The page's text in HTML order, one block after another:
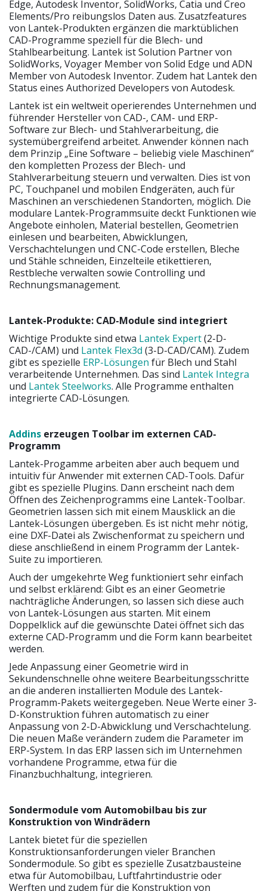
Edge, Autodesk Inventor, SolidWorks, Catia und Creo
Elements/Pro reibungslos Daten aus. Zusatzfeatures
von Lantek-Produkten ergänzen die marktüblichen
CAD-Programme speziell für die Blech- und
Stahlbearbeitung. Lantek ist Solution Partner von
SolidWorks, Voyager Member von Solid Edge und ADN
Member von Autodesk Inventor. Zudem hat Lantek den
Status eines Authorized Developers von Autodesk.
Lantek ist ein weltweit operierendes Unternehmen und
führender Hersteller von CAD-, CAM- und ERP-
Software zur Blech- und Stahlverarbeitung, die
systemübergreifend arbeitet. Anwender können nach
dem Prinzip „Eine Software – beliebig viele Maschinen“
den kompletten Prozess der Blech- und
Stahlverarbeitung steuern und verwalten. Dies ist von
PC, Touchpanel und mobilen Endgeräten, auch für
Maschinen an verschiedenen Standorten, möglich. Die
modulare Lantek-Programmsuite deckt Funktionen wie
Angebote einholen, Material bestellen, Geometrien
einlesen und bearbeiten, Abwicklungen,
Verschachtelungen und CNC-Code erstellen, Bleche
und Stähle schneiden, Einzelteile etikettieren,
Restbleche verwalten sowie Controlling und
Rechnungsmanagement.
Lantek-Produkte: CAD-Module sind integriert
Wichtige Produkte sind etwa Lantek Expert(2-D-
CAD-/CAM) und Lantek Flex3d (3-D-CAD/CAM). Zudem
gibt es spezielle ERP-Lösungen für Blech und Stahl
verarbeitende Unternehmen. Das sind Lantek Integra
und Lantek Steelworks. Alle Programme enthalten
integrierte CAD-Lösungen.
Addins erzeugen Toolbar im externen CAD-
Programm
Lantek-Progamme arbeiten aber auch bequem und
intuitiv für Anwender mit externen CAD-Tools. Dafür
gibt es spezielle Plugins. Dann erscheint nach dem
Öffnen des Zeichenprogramms eine Lantek-Toolbar.
Geometrien lassen sich mit einem Mausklick an die
Lantek-Lösungen übergeben. Es ist nicht mehr nötig,
eine DXF-Datei als Zwischenformat zu speichern und
diese anschließend in einem Programm der Lantek-
Suite zu importieren.
Auch der umgekehrte Weg funktioniert sehr einfach
und selbst erklärend: Gibt es an einer Geometrie
nachträgliche Änderungen, so lassen sich diese auch
von Lantek-Lösungen aus starten. Mit einem
Doppelklick auf die gewünschte Datei öffnet sich das
externe CAD-Programm und die Form kann bearbeitet
werden.
Jede Anpassung einer Geometrie wird in
Sekundenschnelle ohne weitere Bearbeitungsschritte
an die anderen installierten Module des Lantek-
Programm-Pakets weitergegeben. Neue Werte einer 3-
D-Konstruktion führen automatisch zu einer
Anpassung von 2-D-Abwicklung und Verschachtelung.
Die neuen Maße verändern zudem die Parameter im
ERP-System. In das ERP lassen sich im Unternehmen
vorhandene Programme, etwa für die
Finanzbuchhaltung, integrieren.
Sondermodule vom Automobilbau bis zur
Konstruktion von Windrädern
Lantek bietet für die speziellen
Konstruktionsanforderungen vieler Branchen
Sondermodule. So gibt es spezielle Zusatzbausteine
etwa für Automobilbau, Luftfahrtindustrie oder
Werften und zudem für die Konstruktion von